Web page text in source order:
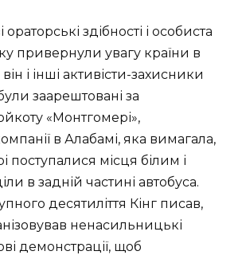
здібності і особиста
привернули увагу країни в
і інші активісти-захисники
заарештовані за
«Монтгомері»,
в Алабамі, яка вимагала,
поступалися місця білим і
в задній частині автобуса.
десятиліття Кінг писав,
ненасильницькі
демонстрації, щоб